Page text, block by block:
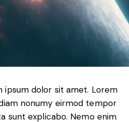
ipsum dolor sit amet. Lorem
nonumy eirmod tempor
sunt explicabo. Nemo enim